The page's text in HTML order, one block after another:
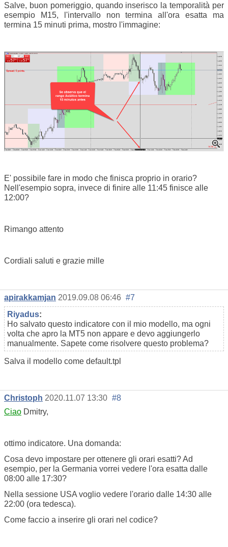
Salve, buon pomeriggio, quando inserisco la temporalità per
esempio M15, l'intervallo non termina all'ora esatta ma
termina 15 minuti prima, mostro l'immagine:
E' possibile fare in modo che finisca proprio in orario?
Nell'esempio sopra, invece di finire alle 11:45 finisce alle
12:00?
Rimango attento
Cordiali saluti e grazie mille
apirakkamjan 2019.09.08 06:46 #7
Riyadus:
Ho salvato questo indicatore con il mio modello, ma ogni
volta che apro la MT5 non appare e devo aggiungerlo
manualmente. Sapete come risolvere questo problema?
Salva il modello come default.tpl
Christoph 2020.11.07 13:30 #8
Ciao Dmitry,
ottimo indicatore. Una domanda:
Cosa devo impostare per ottenere gli orari esatti? Ad
esempio, per la Germania vorrei vedere l'ora esatta dalle
08:00 alle 17:30?
Nella sessione USA voglio vedere l'orario dalle 14:30 alle
22:00 (ora tedesca).
Come faccio a inserire gli orari nel codice?